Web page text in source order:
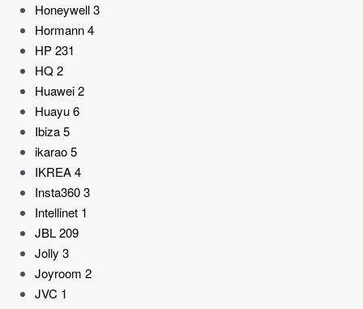
Honeywell3
Hormann4
HP231
HQ 2
Huawei2
Huayu6
Ibiza5
ikarao5
IKREA4
Insta3603
Intellinet 1
JBL209
Jolly 3
Joyroom 2
JVC 1